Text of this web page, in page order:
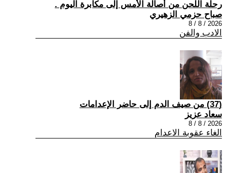
رحلة اللحن من أصالة الأمس إلى مكابرة اليوم .
صباح حزمي الزهيري
2026 / 8 / 8
الادب والفن
(37) من صيف الدم إلى حاضر الإعدامات
سعاد عزيز
2026 / 8 / 8
الغاء عقوبة الاعدام